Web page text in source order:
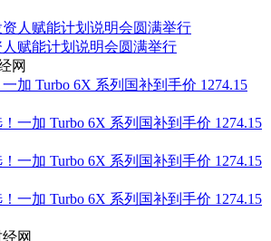
赋能计划说明会圆满举行
网
加 Turbo 6X 系列国补到手价 1274.15
网